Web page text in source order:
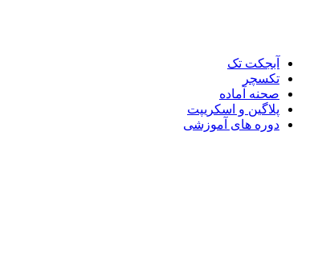
آبجکت تک
تکسچر
صحنه آماده
پلاگین و اسکریپت
دوره های آموزشی